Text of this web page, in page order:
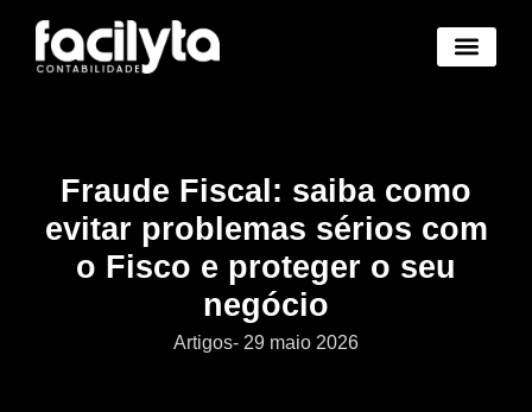
Fraude Fiscal: saiba como
evitar problemas sérios com
o Fisco e proteger o seu
negócio
Artigos- 29 maio 2026